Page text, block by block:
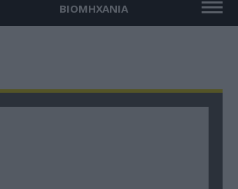
ΒΙΟΜΗΧΑΝΙΑ